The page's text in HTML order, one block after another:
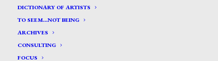
DICTIONARY OF ARTISTS
TO SEEM…NOT BEING
ARCHIVES
CONSULTING
FOCUS